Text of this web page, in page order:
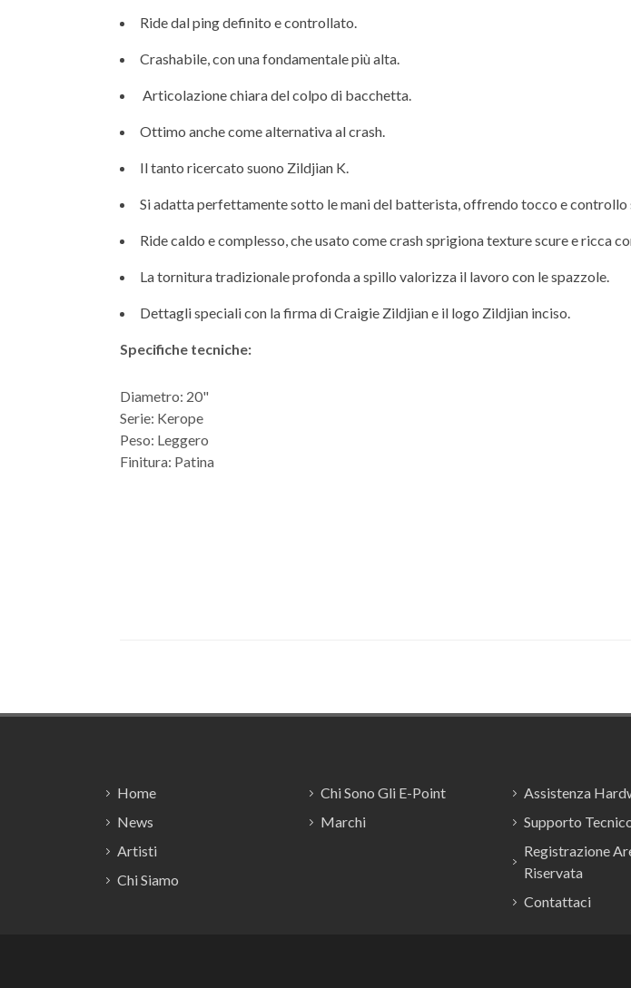
Ride dal ping definito e controllato.
Crashabile, con una fondamentale più alta.
Articolazione chiara del colpo di bacchetta.
Ottimo anche come alternativa al crash.
Il tanto ricercato suono Zildjian K.
Si adatta perfettamente sotto le mani del batterista, offrendo tocco e controllo
Ride caldo e complesso, che usato come crash sprigiona texture scure e ricca
La tornitura tradizionale profonda a spillo valorizza il lavoro con le spazzole.
Dettagli speciali con la firma di Craigie Zildjian e il logo Zildjian inciso.
Specifiche tecniche:
Diametro: 20"
Serie: Kerope
Peso: Leggero
Finitura: Patina
Home
News
Artisti
Chi Siamo
Chi Sono Gli E-Point
Marchi
Assistenza
Supporto
Registrazione
Riservata
Contattaci